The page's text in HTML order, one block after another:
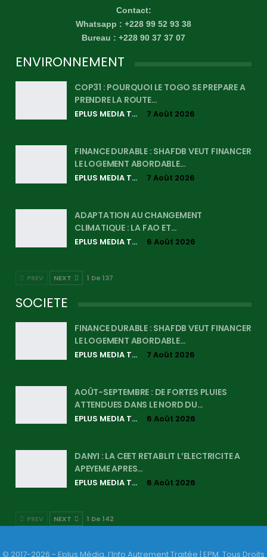
Contact:
Whatsapp : +228 99 52 93 38
Bureau : +228 90 37 37 07
ENVIRONNEMENT
COP31 : POURQUOI LE TOGO SE PREPARE A
PRENDRE LA ROUTE…
EPLUS MEDIA TV 7 Août 2026
FINANCE DURABLE : SHAFDB VEUT FINANCER
LE LOGEMENT ABORDABLE…
EPLUS MEDIA TV 7 Août 2026
ADAPTATION AU CHANGEMENT
CLIMATIQUE : LA FAO ET…
EPLUS MEDIA TV 6 Août 2026
PREV NEXT 1 De 137
SOCIETE
FINANCE DURABLE : SHAFDB VEUT FINANCER
LE LOGEMENT ABORDABLE…
EPLUS MEDIA TV 7 Août 2026
AOÛT-SEPTEMBRE : DE FORTES PLUIES
ATTENDUES DANS LE NORD DU…
EPLUS MEDIA TV 6 Août 2026
DANYI : LA CEET RETABLIT L’ELECTRICITE A
APEYEME APRES…
EPLUS MEDIA TV 6 Août 2026
PREV NEXT 1 De 142
© 2017-2026 - Eplus Média, l’Info Autrement Traitée | EPM. Tous Droits